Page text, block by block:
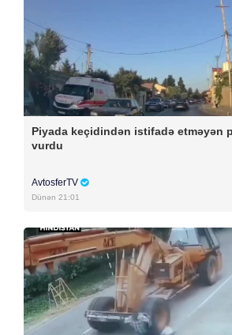
Piyada keçidindən istifadə etməyən
vurdu
AvtosferTV
Dünən 21:01